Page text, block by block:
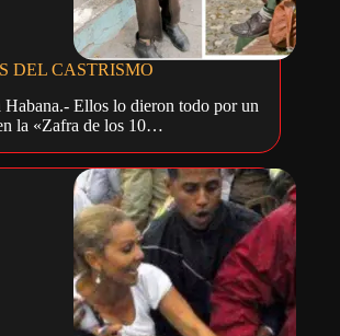
DEL CASTRISMO
Ellos lo dieron todo por un
la «Zafra de los 10…